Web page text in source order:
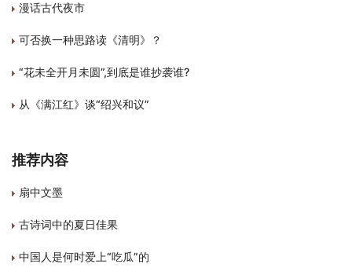
漫话古代夜市
可否换一种思路读《清明》？
“花未全开月未圆”,到底是谁抄袭谁?
从《满江红》谈“绍兴和议”
推荐内容
扇中文墨
古诗词中的夏日佳果
中国人是何时爱上“吃瓜”的